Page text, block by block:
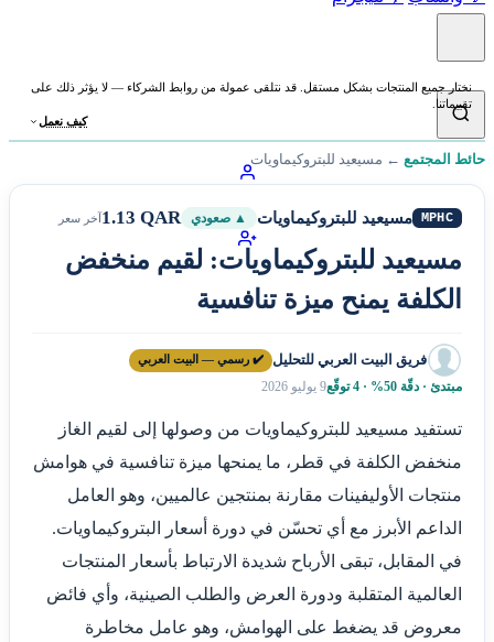
نختار جميع المنتجات بشكل مستقل. قد نتلقى عمولة من روابط الشركاء — لا يؤثر ذلك على
تقييماتنا.
كيف نعمل
حائط المجتمع ← مسيعيد للبتروكيماويات
MPHC مسيعيد للبتروكيماويات ▲ صعودي 1.13 QARآخر سعر
مسيعيد للبتروكيماويات: لقيم منخفض
الكلفة يمنح ميزة تنافسية
فريق البيت العربي للتحليل ✔️ رسمي — البيت العربي
مبتدئ · دقّة 50% · 4 توقّع 9 يوليو 2026
تستفيد مسيعيد للبتروكيماويات من وصولها إلى لقيم الغاز
منخفض الكلفة في قطر، ما يمنحها ميزة تنافسية في هوامش
منتجات الأوليفينات مقارنة بمنتجين عالميين، وهو العامل
الداعم الأبرز مع أي تحسّن في دورة أسعار البتروكيماويات.
في المقابل، تبقى الأرباح شديدة الارتباط بأسعار المنتجات
العالمية المتقلبة ودورة العرض والطلب الصينية، وأي فائض
معروض قد يضغط على الهوامش، وهو عامل مخاطرة